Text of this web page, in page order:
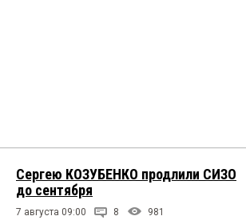
Сергею КОЗУБЕНКО продлили СИЗО
до сентября
7 августа 09:00 8 981